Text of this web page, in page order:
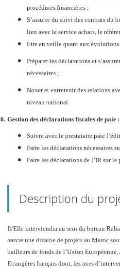
procédures financières ;
S’assurer du suivi des contrats du
lien avec le service achats, le
Etre en veille quant aux
Préparer les déclarations et
nécessaires ;
Nouer et entretenir des relations
niveau national
Gestion des déclarations fiscales de paie :
Suivre avec le prestataire paie
Faire les déclarations nécessaires
Faire les déclarations de l’IR sur
Description du
Il/Elle interviendra au sein du bureau
œuvre une dizaine de projets au Maroc
bailleurs de fonds de l’Union
Etrangères français dont, les axes